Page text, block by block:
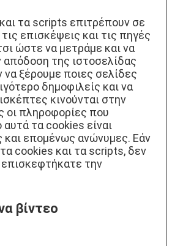
τα scripts επιτρέπουν σε
επισκέψεις και τις πηγές
ώστε να μετράμε και να
απόδοση της ιστοσελίδας
να ξέρουμε ποιες σελίδες
δημοφιλείς και να
κινούνται στην
οι πληροφορίες που
τα cookies είναι
και επομένως ανώνυμες. Εάν
cookies και τα scripts, δεν
την
βίντεο